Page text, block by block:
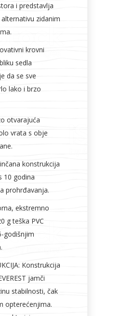
i predstavlja
zidanim
krovni
sedla
da se sve
lako i brzo
otvarajuća
vrata s obje
konstrukcija
10 godina
prohrđavanja.
ekstremno
g teška PVC
godišnjim
Konstrukcija
jamči
stabilnosti, čak
opterećenjima.